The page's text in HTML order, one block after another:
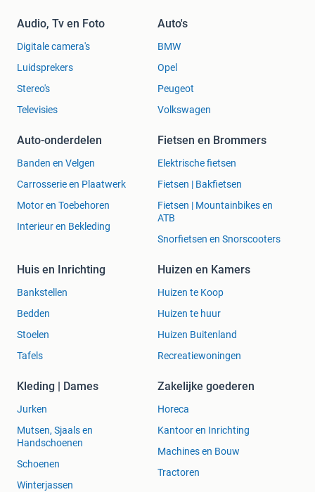
Audio, Tv en Foto
Digitale camera's
Luidsprekers
Stereo's
Televisies
Auto's
BMW
Opel
Peugeot
Volkswagen
Auto-onderdelen
Banden en Velgen
Carrosserie en Plaatwerk
Motor en Toebehoren
Interieur en Bekleding
Fietsen en Brommers
Elektrische fietsen
Fietsen | Bakfietsen
Fietsen | Mountainbikes en
ATB
Snorfietsen en Snorscooters
Huis en Inrichting
Bankstellen
Bedden
Stoelen
Tafels
Huizen en Kamers
Huizen te Koop
Huizen te huur
Huizen Buitenland
Recreatiewoningen
Kleding | Dames
Jurken
Mutsen, Sjaals en
Handschoenen
Schoenen
Winterjassen
Zakelijke goederen
Horeca
Kantoor en Inrichting
Machines en Bouw
Tractoren